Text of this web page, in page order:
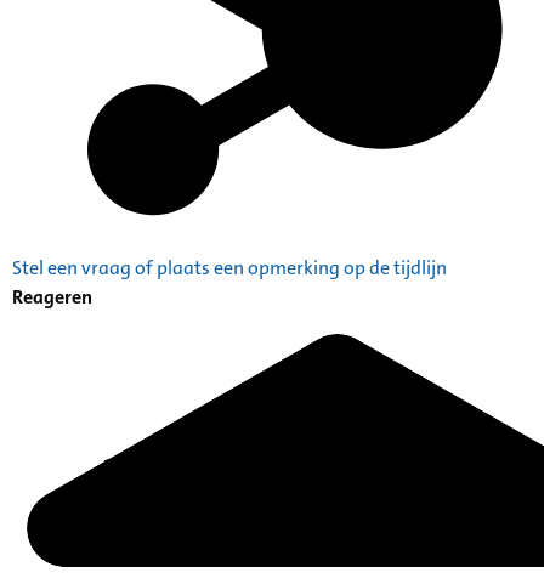
Stel een vraag of plaats een opmerking op de tijdlijn
Reageren